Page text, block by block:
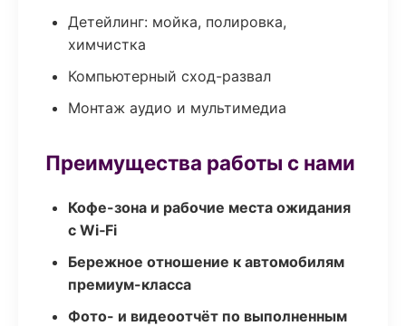
Детейлинг: мойка, полировка,
химчистка
Компьютерный сход-развал
Монтаж аудио и мультимедиа
Преимущества работы с нами
Кофе-зона и рабочие места ожидания
с Wi‑Fi
Бережное отношение к автомобилям
премиум-класса
Фото- и видеоотчёт по выполненным